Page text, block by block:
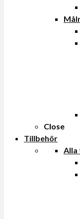
Close
Tillbehör
Alla